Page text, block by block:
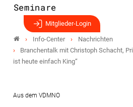
Seminare
Mitglieder-Login
Info-Center
Nachrichten
Branchentalk mit Christoph Schacht,
ist heute einfach King“
Aus dem VDMNO